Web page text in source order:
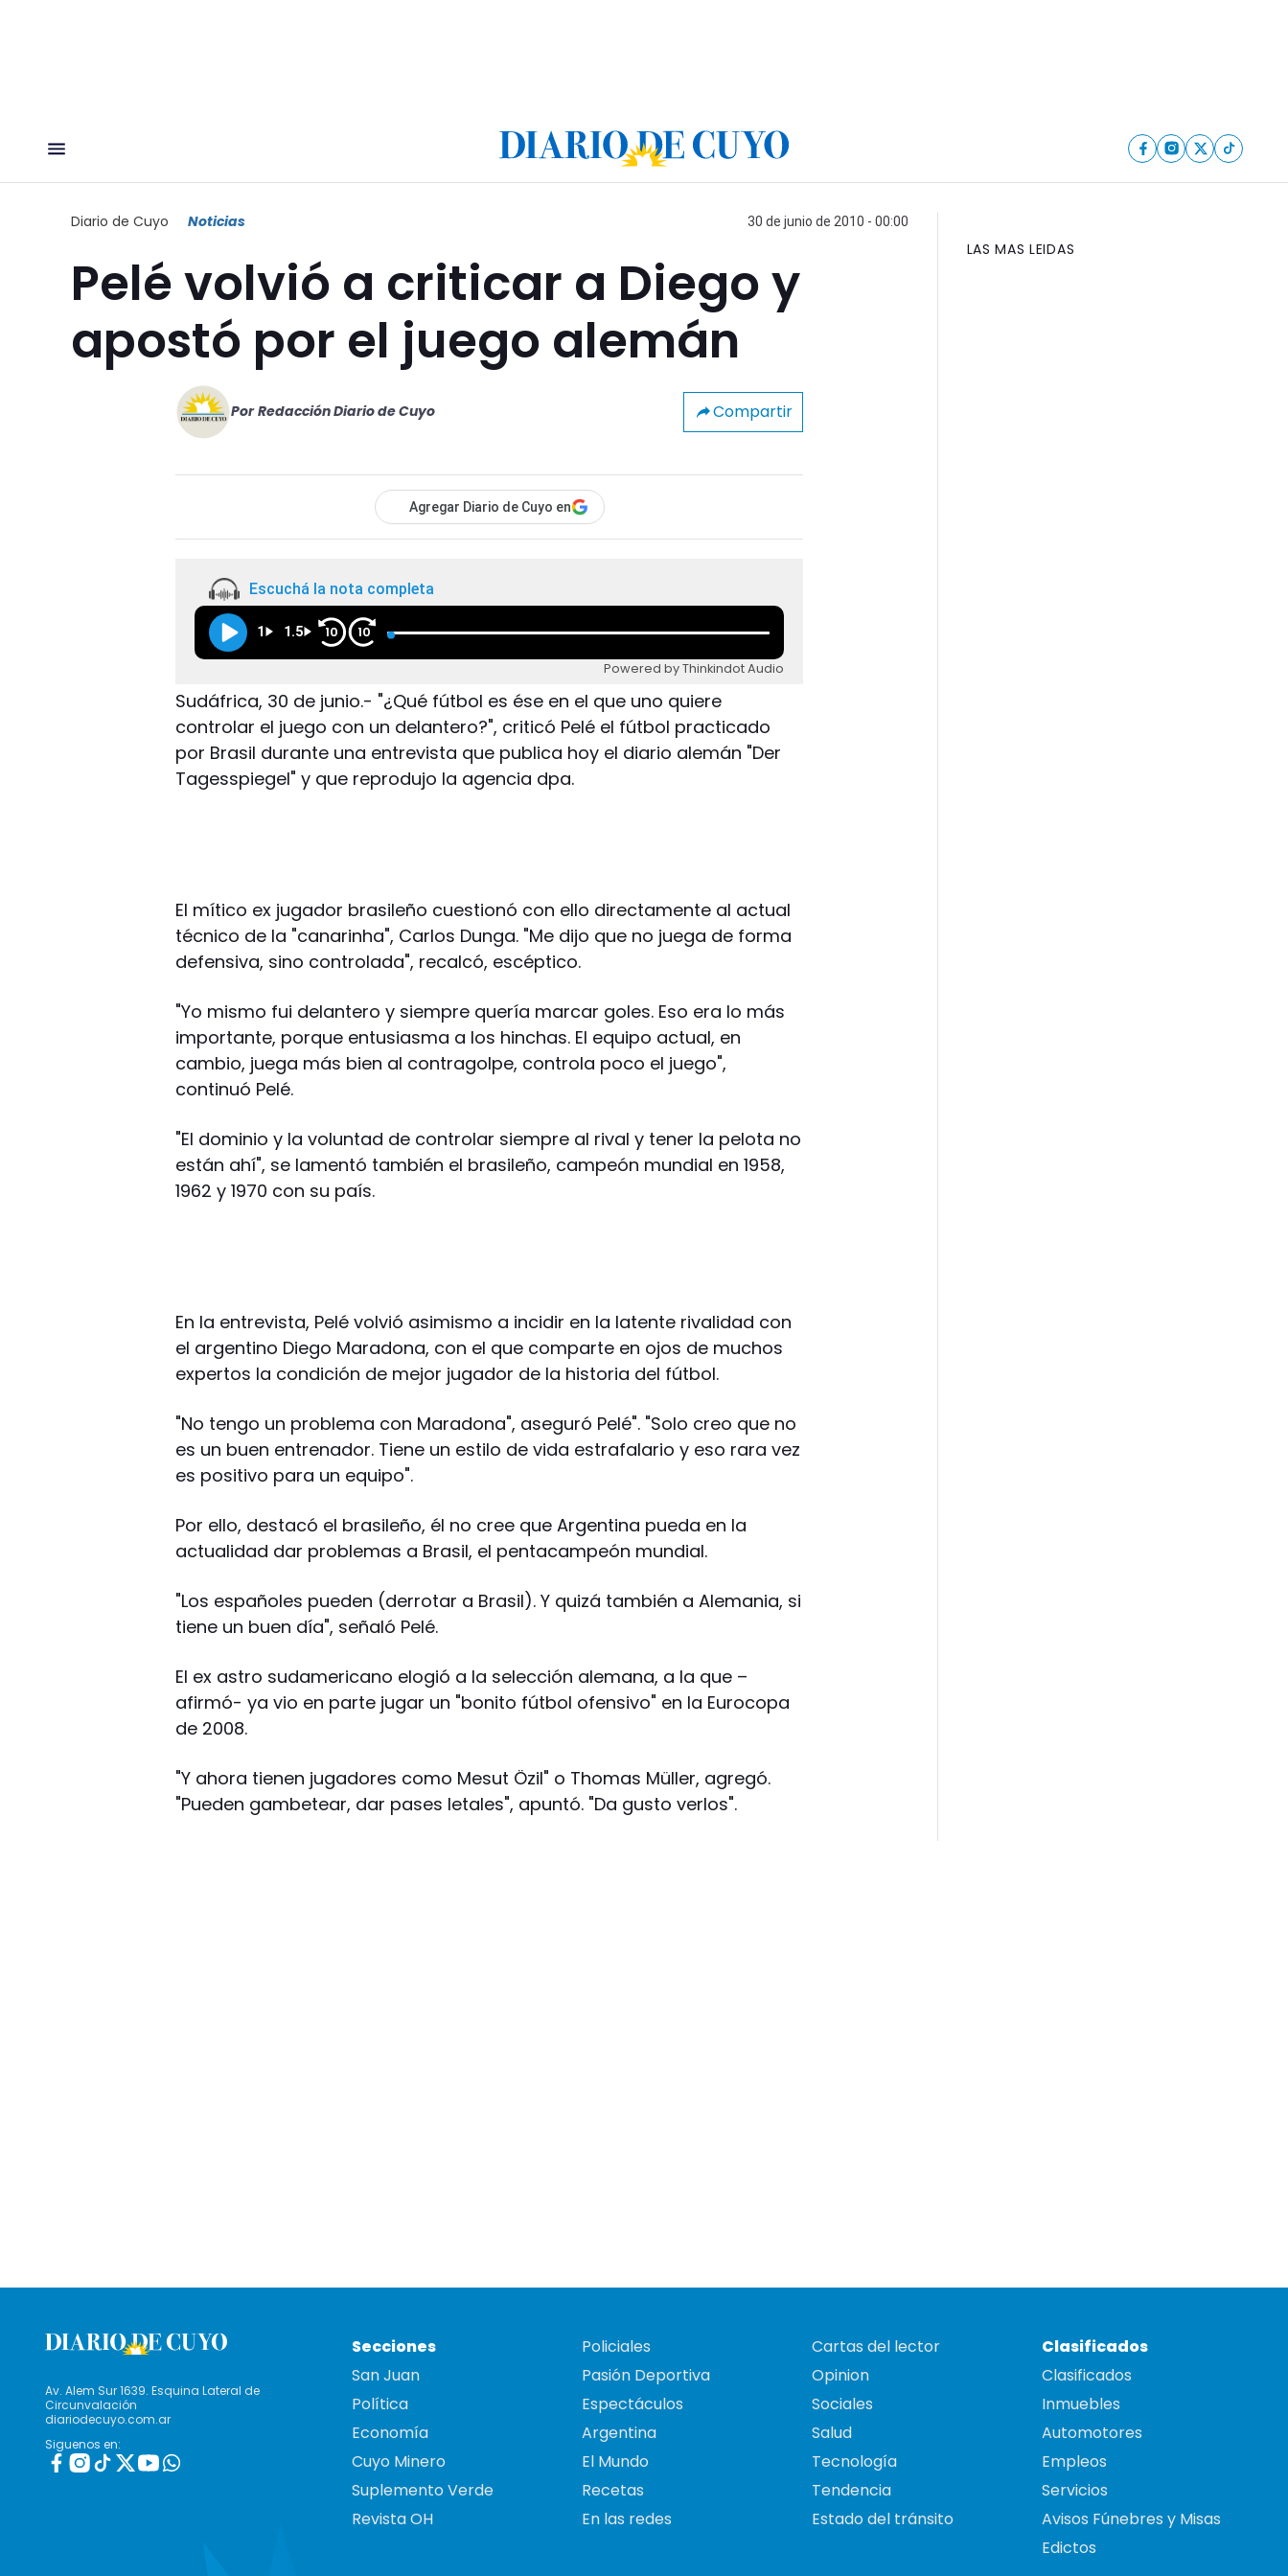
Diario de Cuyo Noticias 30 de junio de 2010 - 00:00
Pelé volvió a criticar a Diego y
apostó por el juego alemán
Por Redacción Diario de Cuyo Compartir
Agregar Diario de Cuyo en
Escuchá la nota completa
1 1.5 10 10
Powered by Thinkindot Audio
Sudáfrica, 30 de junio.- "¿Qué fútbol es ése en el que uno quiere
controlar el juego con un delantero?", criticó Pelé el fútbol practicado
por Brasil durante una entrevista que publica hoy el diario alemán "Der
Tagesspiegel" y que reprodujo la agencia dpa.
El mítico ex jugador brasileño cuestionó con ello directamente al actual
técnico de la "canarinha", Carlos Dunga. "Me dijo que no juega de forma
defensiva, sino controlada", recalcó, escéptico.
"Yo mismo fui delantero y siempre quería marcar goles. Eso era lo más
importante, porque entusiasma a los hinchas. El equipo actual, en
cambio, juega más bien al contragolpe, controla poco el juego",
continuó Pelé.
"El dominio y la voluntad de controlar siempre al rival y tener la pelota no
están ahí", se lamentó también el brasileño, campeón mundial en 1958,
1962 y 1970 con su país.
En la entrevista, Pelé volvió asimismo a incidir en la latente rivalidad con
el argentino Diego Maradona, con el que comparte en ojos de muchos
expertos la condición de mejor jugador de la historia del fútbol.
"No tengo un problema con Maradona", aseguró Pelé". "Solo creo que no
es un buen entrenador. Tiene un estilo de vida estrafalario y eso rara vez
es positivo para un equipo".
Por ello, destacó el brasileño, él no cree que Argentina pueda en la
actualidad dar problemas a Brasil, el pentacampeón mundial.
"Los españoles pueden (derrotar a Brasil). Y quizá también a Alemania, si
tiene un buen día", señaló Pelé.
El ex astro sudamericano elogió a la selección alemana, a la que –
afirmó- ya vio en parte jugar un "bonito fútbol ofensivo" en la Eurocopa
de 2008.
"Y ahora tienen jugadores como Mesut Özil" o Thomas Müller, agregó.
"Pueden gambetear, dar pases letales", apuntó. "Da gusto verlos".
LAS MAS LEIDAS
Av. Alem Sur 1639. Esquina Lateral de
Circunvalación
diariodecuyo.com.ar
Siguenos en:
Secciones
San Juan
Política
Economía
Cuyo Minero
Suplemento Verde
Revista OH
Policiales
Pasión Deportiva
Espectáculos
Argentina
El Mundo
Recetas
En las redes
Cartas del lector
Opinion
Sociales
Salud
Tecnología
Tendencia
Estado del tránsito
Clasificados
Clasificados
Inmuebles
Automotores
Empleos
Servicios
Avisos Fúnebres y Misas
Edictos